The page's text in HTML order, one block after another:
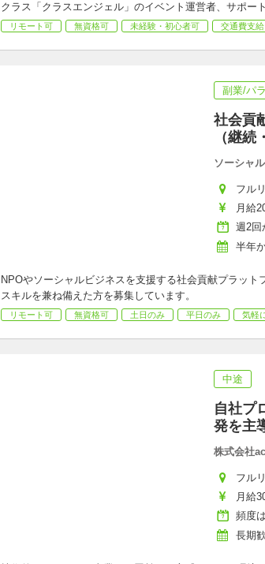
クラス「クラスエンジェル」のイベント運営者、サポー
リモート可 無資格可 未経験・初心者可 交通費支給
副業/パ
社会貢
（継続
ソーシャ
フル
月給
週2回
半年
NPOやソーシャルビジネスを支援する社会貢献プラッ
スキルを兼ね備えた方を募集しています。
リモート可 無資格可 土日のみ 平日のみ 気軽
中途
自社プ
発を主
株式会社
フル
月給
頻度
長期